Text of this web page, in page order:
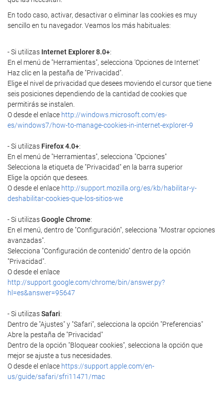
En todo caso, activar, desactivar o eliminar las cookies es muy
sencillo en tu navegador. Veamos los más habituales:
- Si utilizas Internet Explorer 8.0+:
En el menú de "Herramientas", selecciona 'Opciones de Internet'
Haz clic en la pestaña de "Privacidad".
Elige el nivel de privacidad que desees moviendo el cursor que tiene
seis posiciones dependiendo de la cantidad de cookies que
permitirás se instalen.
O desde el enlace http://windows.microsoft.com/es-
es/windows7/how-to-manage-cookies-in-internet-explorer-9
- Si utilizas Firefox 4.0+:
En el menú de "Herramientas", selecciona "Opciones"
Selecciona la etiqueta de "Privacidad" en la barra superior
Elige la opción que desees.
O desde el enlace http://support.mozilla.org/es/kb/habilitar-y-
deshabilitar-cookies-que-los-sitios-we
- Si utilizasGoogle Chrome:
En el menú, dentro de "Configuración", selecciona "Mostrar opciones
avanzadas".
Selecciona "Configuración de contenido" dentro de la opción
"Privacidad".
O desde el enlace
http://support.google.com/chrome/bin/answer.py?
hl=es&answer=95647
- Si utilizasSafari:
Dentro de "Ajustes" y "Safari", selecciona la opción "Preferencias"
Abre la pestaña de "Privacidad"
Dentro de la opción "Bloquear cookies", selecciona la opción que
mejor se ajuste a tus necesidades.
O desde el enlace https://support.apple.com/en-
us/guide/safari/sfri11471/mac